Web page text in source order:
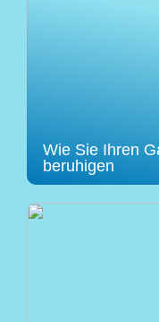
Wie Sie Ihren
beruhigen